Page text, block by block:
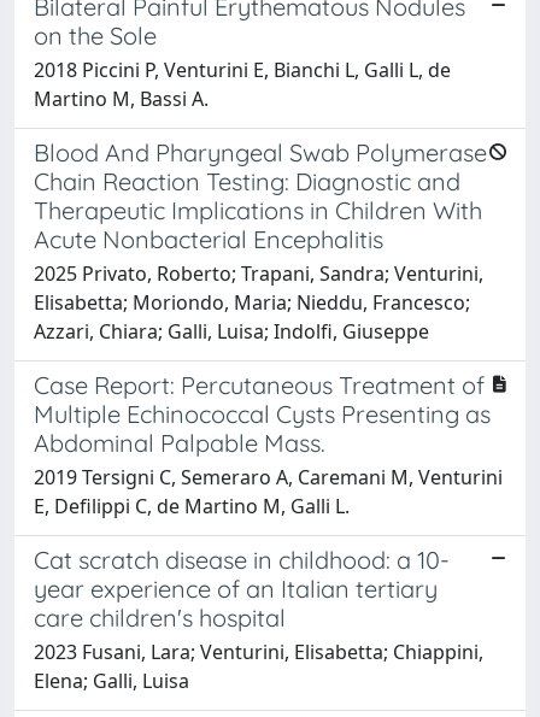
Bilateral Painful Erythematous Nodules
on the Sole
2018 Piccini P, Venturini E, Bianchi L, Galli L, de
Martino M, Bassi A.
Blood And Pharyngeal Swab Polymerase
Chain Reaction Testing: Diagnostic and
Therapeutic Implications in Children With
Acute Nonbacterial Encephalitis
2025 Privato, Roberto; Trapani, Sandra; Venturini,
Elisabetta; Moriondo, Maria; Nieddu, Francesco;
Azzari, Chiara; Galli, Luisa; Indolfi, Giuseppe
Case Report: Percutaneous Treatment of
Multiple Echinococcal Cysts Presenting as
Abdominal Palpable Mass.
2019 Tersigni C, Semeraro A, Caremani M, Venturini
E, Defilippi C, de Martino M, Galli L.
Cat scratch disease in childhood: a 10-
year experience of an Italian tertiary
care children's hospital
2023 Fusani, Lara; Venturini, Elisabetta; Chiappini,
Elena; Galli, Luisa